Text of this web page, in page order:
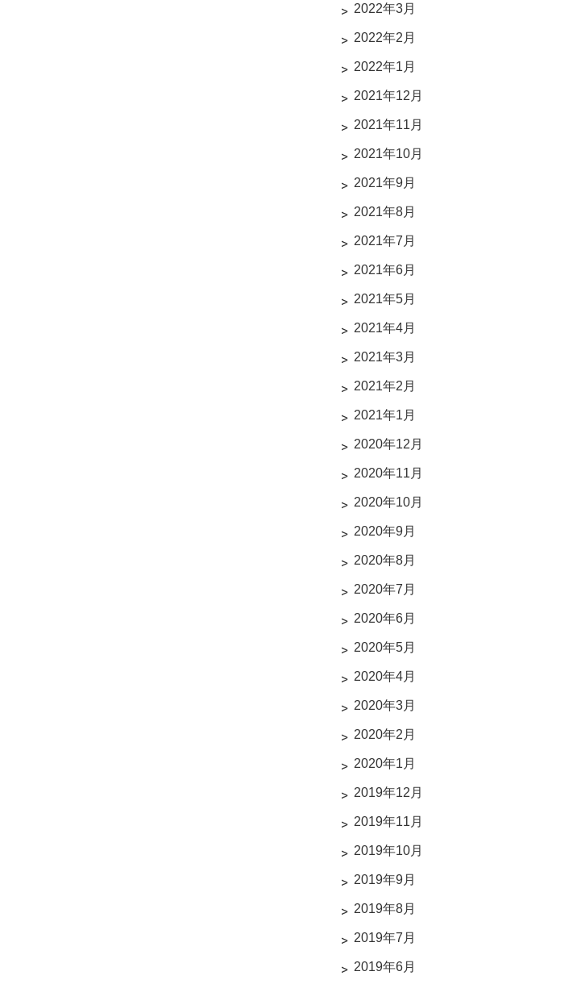
2022年3月
2022年2月
2022年1月
2021年12月
2021年11月
2021年10月
2021年9月
2021年8月
2021年7月
2021年6月
2021年5月
2021年4月
2021年3月
2021年2月
2021年1月
2020年12月
2020年11月
2020年10月
2020年9月
2020年8月
2020年7月
2020年6月
2020年5月
2020年4月
2020年3月
2020年2月
2020年1月
2019年12月
2019年11月
2019年10月
2019年9月
2019年8月
2019年7月
2019年6月